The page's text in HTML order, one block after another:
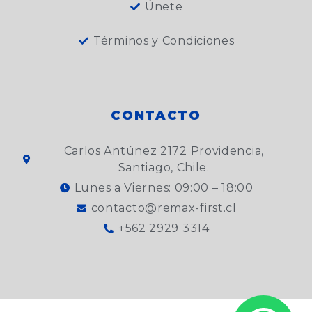
Únete
Términos y Condiciones
CONTACTO
Carlos Antúnez 2172 Providencia,
Santiago, Chile.
Lunes a Viernes: 09:00 – 18:00
contacto@remax-first.cl
+562 2929 3314